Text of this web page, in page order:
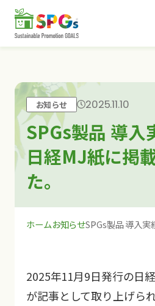
SPGsと
SPGsブ
SDGs関
お知らせ 2025.11.10
SPGs製品 導入
日経MJ紙に掲
た。
ホームお知らせSPGs製品 導入
2025年11月9日発行の日
が記事として取り上げら